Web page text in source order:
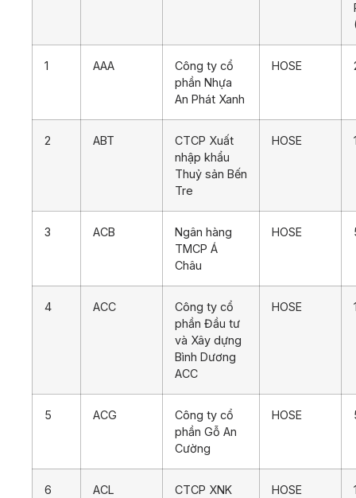
1 AAA
Công ty cổ
phần Nhựa
An Phát Xanh
HOSE
2 ABT
CTCP Xuất
nhập khẩu
Thuỷ sản Bến
Tre
HOSE
3 ACB
Ngân hàng
TMCP Á
Châu
HOSE
4 ACC
Công ty cổ
phần Đầu tư
và Xây dựng
Bình Dương
ACC
HOSE
5 ACG
Công ty cổ
phần Gỗ An
Cường
HOSE
6 ACL
CTCP XNK
HOSE